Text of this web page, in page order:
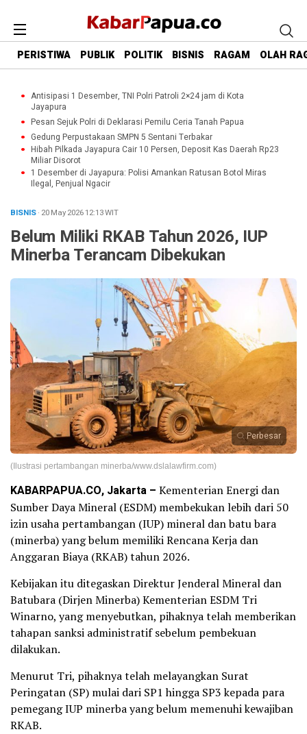
PERISTIWA PUBLIK POLITIK BISNIS RAGAM OLAH
Antisipasi 1 Desember, TNI Polri Patroli 2×24 jam di Kota
Jayapura
Pesan Sejuk Polri di Deklarasi Pemilu Ceria Tanah Papua
Gedung Perpustakaan SMPN 5 Sentani Terbakar
Hibah Pilkada Jayapura Cair 10 Persen, Deposit Kas Daerah Rp23
Miliar Disorot
1 Desember di Jayapura: Polisi Amankan Ratusan Botol Miras
Ilegal, Penjual Ngacir
BISNIS· 20 May 202612:13WIT
Belum Miliki RKAB Tahun 2026, IUP
Minerba Terancam Dibekukan
Perbesar
(Ilustrasi pertambangan minerba/www.dslalawfirm.com)
KABARPAPUA.CO, Jakarta – Kementerian Energi dan
Sumber Daya Mineral (ESDM) membekukan lebih dari 50
izin usaha pertambangan (IUP) mineral dan batu bara
(minerba) yang belum memiliki Rencana Kerja dan
Anggaran Biaya (RKAB) tahun 2026.
Kebijakan itu ditegaskan Direktur Jenderal Mineral dan
Batubara (Dirjen Minerba) Kementerian ESDM Tri
Winarno, yang menyebutkan, pihaknya telah memberikan
tahapan sanksi administratif sebelum pembekuan
dilakukan.
Menurut Tri, pihaknya telah melayangkan Surat
Peringatan (SP) mulai dari SP1 hingga SP3 kepada para
pemegang IUP minerba yang belum memenuhi kewajiban
RKAB.